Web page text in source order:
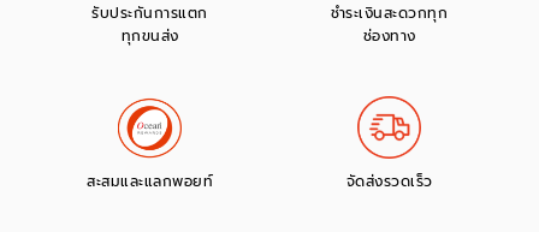
รับประกันการแตก
ทุกขนส่ง
ชำระเงินสะดวกทุก
ช่องทาง
สะสมและแลกพอยท์ จัดส่งรวดเร็ว